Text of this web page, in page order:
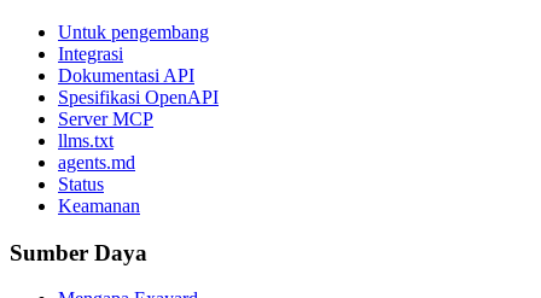
Untuk pengembang
Integrasi
Dokumentasi API
Spesifikasi OpenAPI
Server MCP
llms.txt
agents.md
Status
Keamanan
Sumber Daya